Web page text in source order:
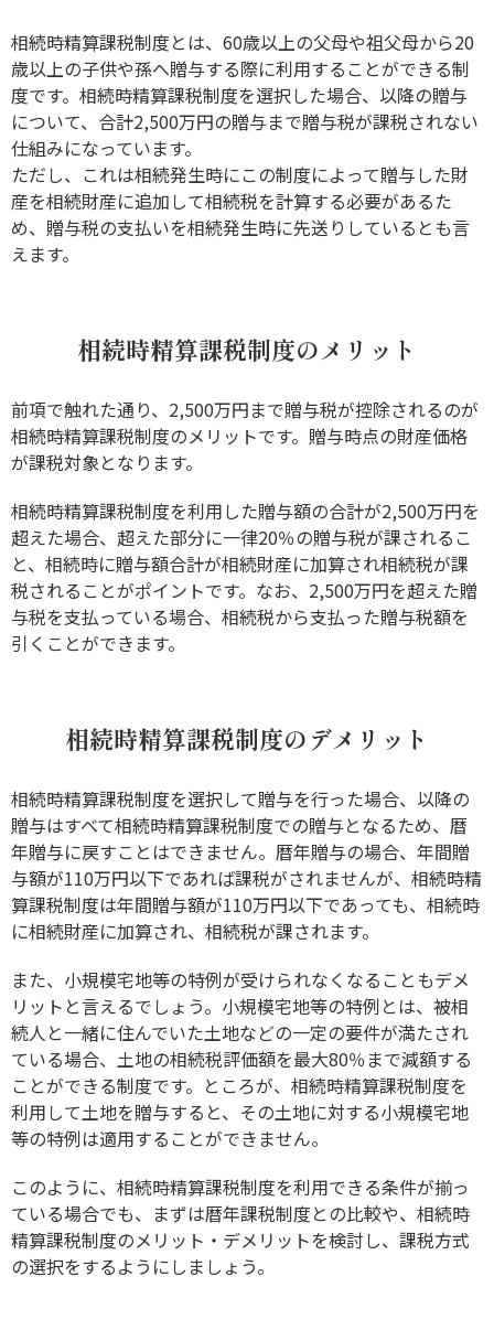
相続時精算課税制度とは、60歳以上の父母や祖父母から20
歳以上の子供や孫へ贈与する際に利用することができる制
度です。相続時精算課税制度を選択した場合、以降の贈与
について、合計2,500万円の贈与まで贈与税が課税されない
仕組みになっています。
ただし、これは相続発生時にこの制度によって贈与した財
産を相続財産に追加して相続税を計算する必要があるた
め、贈与税の支払いを相続発生時に先送りしているとも言
えます。
相続時精算課税制度のメリット
前項で触れた通り、2,500万円まで贈与税が控除されるのが
相続時精算課税制度のメリットです。贈与時点の財産価格
が課税対象となります。
相続時精算課税制度を利用した贈与額の合計が2,500万円を
超えた場合、超えた部分に一律20％の贈与税が課されるこ
と、相続時に贈与額合計が相続財産に加算され相続税が課
税されることがポイントです。なお、2,500万円を超えた贈
与税を支払っている場合、相続税から支払った贈与税額を
引くことができます。
相続時精算課税制度のデメリット
相続時精算課税制度を選択して贈与を行った場合、以降の
贈与はすべて相続時精算課税制度での贈与となるため、暦
年贈与に戻すことはできません。暦年贈与の場合、年間贈
与額が110万円以下であれば課税がされませんが、相続時精
算課税制度は年間贈与額が110万円以下であっても、相続時
に相続財産に加算され、相続税が課されます。
また、小規模宅地等の特例が受けられなくなることもデメ
リットと言えるでしょう。小規模宅地等の特例とは、被相
続人と一緒に住んでいた土地などの一定の要件が満たされ
ている場合、土地の相続税評価額を最大80％まで減額する
ことができる制度です。ところが、相続時精算課税制度を
利用して土地を贈与すると、その土地に対する小規模宅地
等の特例は適用することができません。
このように、相続時精算課税制度を利用できる条件が揃っ
ている場合でも、まずは暦年課税制度との比較や、相続時
精算課税制度のメリット・デメリットを検討し、課税方式
の選択をするようにしましょう。